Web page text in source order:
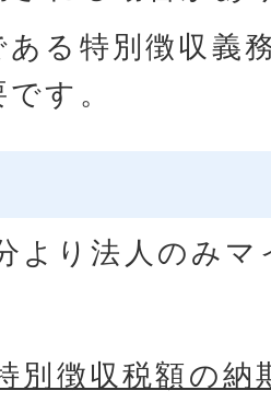
ある特別徴収義
す。
より法人のみ
別徴収税額の納